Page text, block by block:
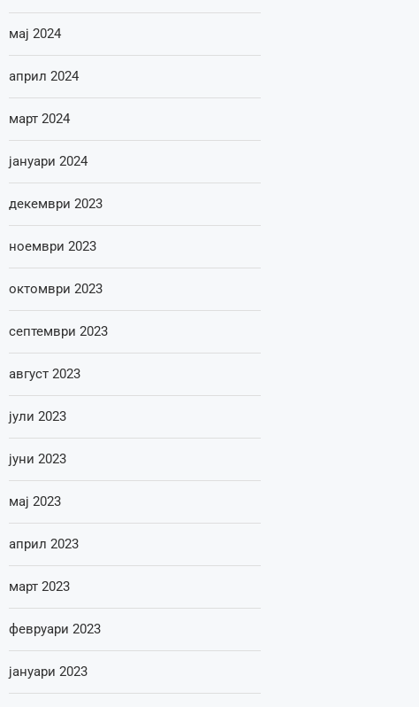
мај 2024
април 2024
март 2024
јануари 2024
декември 2023
ноември 2023
октомври 2023
септември 2023
август 2023
јули 2023
јуни 2023
мај 2023
април 2023
март 2023
февруари 2023
јануари 2023